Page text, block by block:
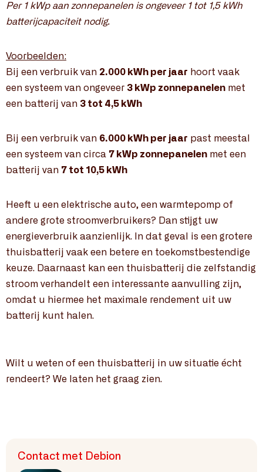
Per 1 kWp aan zonnepanelen is ongeveer 1 tot 1,5 kWh
batterijcapaciteit nodig.
Voorbeelden:
Bij een verbruik van 2.000 kWh per jaar hoort vaak
een systeem van ongeveer 3 kWp zonnepanelen met
een batterij van 3 tot 4,5 kWh
Bij een verbruik van 6.000 kWh per jaar past meestal
een systeem van circa 7 kWp zonnepanelen met een
batterij van 7 tot 10,5 kWh
Heeft u een elektrische auto, een warmtepomp of
andere grote stroomverbruikers? Dan stijgt uw
energieverbruik aanzienlijk. In dat geval is een grotere
thuisbatterij vaak een betere en toekomstbestendige
keuze. Daarnaast kan een thuisbatterij die zelfstandig
stroom verhandelt een interessante aanvulling zijn,
omdat u hiermee het maximale rendement uit uw
batterij kunt halen.
Wilt u weten of een thuisbatterij in uw situatie écht
rendeert? We laten het graag zien.
Contact met Debion